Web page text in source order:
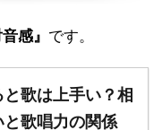
感』 です。
歌は上手い？相
歌唱力の関係